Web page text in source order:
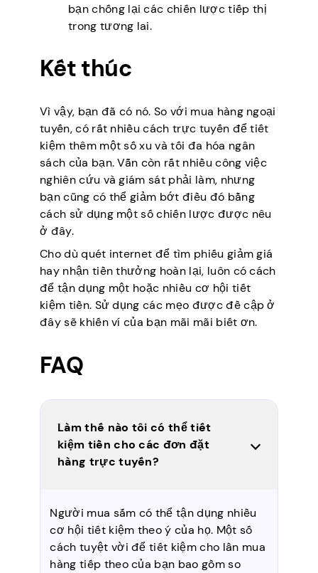
bạn chống lại các chiến lược tiếp thị
trong tương lai.
Kết thúc
Vì vậy, bạn đã có nó. So với mua hàng ngoại
tuyến, có rất nhiều cách trực tuyến để tiết
kiệm thêm một số xu và tối đa hóa ngân
sách của bạn. Vẫn còn rất nhiều công việc
nghiên cứu và giám sát phải làm, nhưng
bạn cũng có thể giảm bớt điều đó bằng
cách sử dụng một số chiến lược được nêu
ở đây.
Cho dù quét internet để tìm phiếu giảm giá
hay nhận tiền thưởng hoàn lại, luôn có cách
để tận dụng một hoặc nhiều cơ hội tiết
kiệm tiền. Sử dụng các mẹo được đề cập ở
đây sẽ khiến ví của bạn mãi mãi biết ơn.
FAQ
Làm thế nào tôi có thể tiết
kiệm tiền cho các đơn đặt
hàng trực tuyến?
Người mua sắm có thể tận dụng nhiều
cơ hội tiết kiệm theo ý của họ. Một số
cách tuyệt vời để tiết kiệm cho lần mua
hàng tiếp theo của bạn bao gồm so